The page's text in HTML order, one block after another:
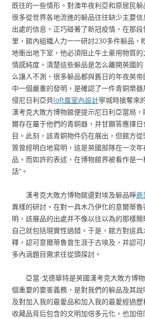
既往的一些情形。對澳年夜利亞和原居民躲
很多從世界各地流進的躲品往往缺少主要
出處的信息。正巧碰著了新冠疫情，在那
里，館內組織人力一一研討230多件躲品，
地衝出地下室，他必須阻止牛土豪用物質
情感純度。清楚這些躲品是怎么離開英國
么讓人不測，很多躲品都與舊日的年夜英
中一個嚴重的發明，是確認了一件青銅樂
侵尼日利亞貝loft風室內設計寧城時搶奪來
漢考克大敗方博物館便提示尼日利亞當局
爾存在屬于他們的青銅器，并甘願答應擇
目。此刻，該青銅物件仍在展出，但館方
簽曾經明白地寫明，這是英國部隊在一次
品。而如許的表述，在博物館界被看作是
話”。
漢考克大敗方博物館還對埃及躲品睜商
異樣的研討。在對一具木乃伊化的意爾蒂
明，該展品的出處并不像以往以為的那樣
自己就包括現實性過錯。于是，館方對這
釋，認可意爾蒂魯曾生涯于古埃及，并認
多內涵題目需求往從頭探討。
亞當·戈德華特是英國漢考克大敗方博
個重要的要害義務，是對我們的躲品及其說
及對加入我的最愛品和加入我的最愛經過
收藏品背后包含的文明加倍多元化，也加